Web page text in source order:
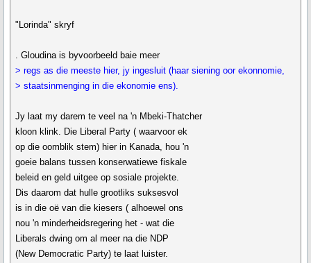
"Lorinda" skryf
. Gloudina is byvoorbeeld baie meer
> regs as die meeste hier, jy ingesluit (haar siening oor ekonnomie,
> staatsinmenging in die ekonomie ens).
Jy laat my darem te veel na 'n Mbeki-Thatcher
kloon klink. Die Liberal Party ( waarvoor ek
op die oomblik stem) hier in Kanada, hou 'n
goeie balans tussen konserwatiewe fiskale
beleid en geld uitgee op sosiale projekte.
Dis daarom dat hulle grootliks suksesvol
is in die oë van die kiesers ( alhoewel ons
nou 'n minderheidsregering het - wat die
Liberals dwing om al meer na die NDP
(New Democratic Party) te laat luister.